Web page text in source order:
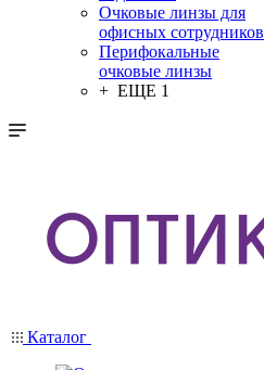
Очковые линзы для
офисных сотрудников
Перифокальные
очковые линзы
+ ЕЩЕ 1
Каталог